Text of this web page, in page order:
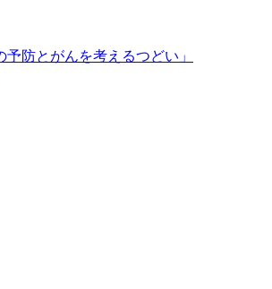
防とがんを考えるつどい」